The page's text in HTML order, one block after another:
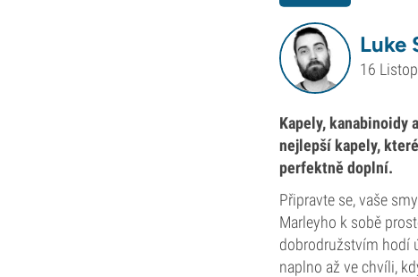
Luke
16
Kapely, kanabinoidy
nejlepší kapely,
perfektně doplní.
Připravte se, vaše
Marleyho k sobě
dobrodružstvím hodí
naplno až ve chvíli,